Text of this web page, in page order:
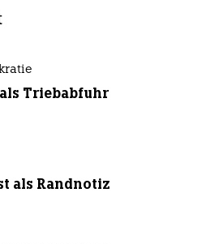
Triebabfuhr
als Randnotiz